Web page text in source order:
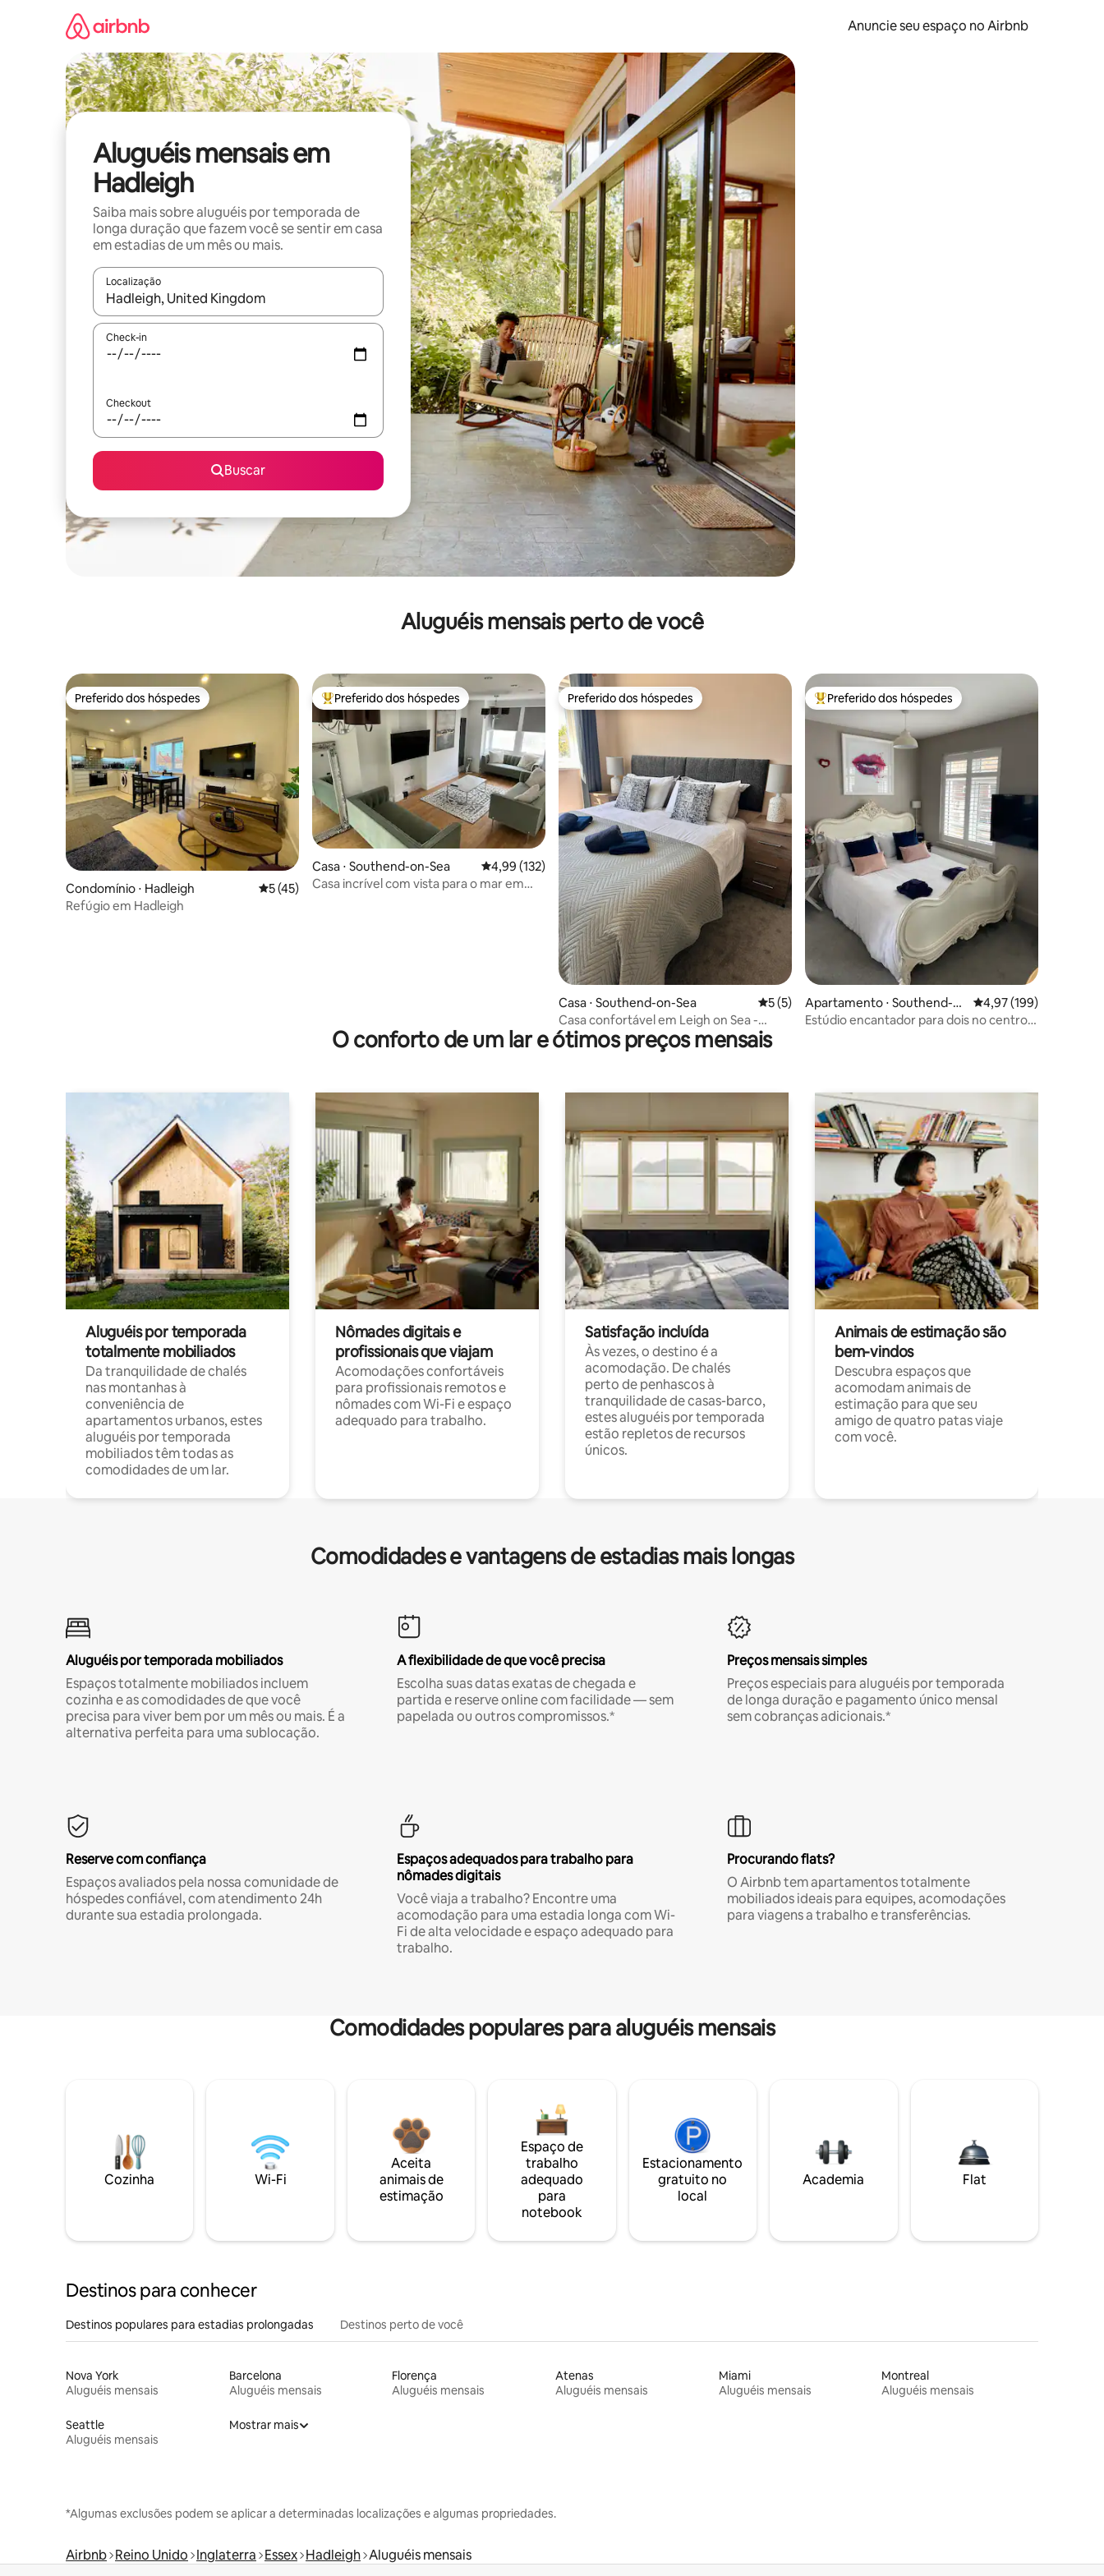
Anuncie seu espaço no Airbnb
Aluguéis mensais em
Hadleigh
Saiba mais sobre aluguéis por temporada de
longa duração que fazem você se sentir em casa
em estadias de um mês ou mais.
Localização
Quando os resultados estiverem disponíveis, explore-os usando as seta para cima e para baixo do teclado ou tocando e deslizando o dedo na tela.
Check-in
Checkout
Buscar
Aluguéis mensais perto de você
Preferido dos hóspedes
Preferido dos hóspedes
Condomínio ⋅ Hadleigh 5 de uma avaliação média de 5, 45 avaliações
5 (45)
Refúgio em Hadleigh
Entre os melhores preferidos dos hóspedes
Preferido dos hóspedes
Casa ⋅ Southend-on-Sea 4,99 de uma avaliação média de 5, 132 avaliações
4,99 (132)
Casa incrível com vista para o mar em
Preferido dos hóspedes
Preferido dos hóspedes
Casa ⋅ Southend-on-Sea 5 de uma avaliação média de 5, 5 avaliações
5 (5)
Casa confortável em Leigh on Sea -
Estacionamento fora da rua
Entre os melhores preferidos dos hóspedes
Preferido dos hóspedes
Apartamento ⋅ Southend-o
n-Sea
4,97 de uma avaliação
4,97 (199)
Estúdio encantador para dois no centro
O conforto de um lar e ótimos preços mensais
Aluguéis por temporada
totalmente mobiliados
Da tranquilidade de chalés
nas montanhas à
conveniência de
apartamentos urbanos, estes
aluguéis por temporada
mobiliados têm todas as
comodidades de um lar.
Nômades digitais e
profissionais que viajam
Acomodações confortáveis
para profissionais remotos e
nômades com Wi-Fi e espaço
adequado para trabalho.
Satisfação incluída
Às vezes, o destino é a
acomodação. De chalés
perto de penhascos à
tranquilidade de casas-barco,
estes aluguéis por temporada
estão repletos de recursos
únicos.
Animais de estimação são
bem-vindos
Descubra espaços que
acomodam animais de
estimação para que seu
amigo de quatro patas viaje
com você.
Comodidades e vantagens de estadias mais longas
Aluguéis por temporada mobiliados
Espaços totalmente mobiliados incluem
cozinha e as comodidades de que você
precisa para viver bem por um mês ou mais. É a
alternativa perfeita para uma sublocação.
A flexibilidade de que você precisa
Escolha suas datas exatas de chegada e
partida e reserve online com facilidade — sem
papelada ou outros compromissos.*
Preços mensais simples
Preços especiais para aluguéis por temporada
de longa duração e pagamento único mensal
sem cobranças adicionais.*
Reserve com confiança
Espaços avaliados pela nossa comunidade de
hóspedes confiável, com atendimento 24h
durante sua estadia prolongada.
Espaços adequados para trabalho para
nômades digitais
Você viaja a trabalho? Encontre uma
acomodação para uma estadia longa com Wi-
Fi de alta velocidade e espaço adequado para
trabalho.
Procurando flats?
O Airbnb tem apartamentos totalmente
mobiliados ideais para equipes, acomodações
para viagens a trabalho e transferências.
Comodidades populares para aluguéis mensais
Cozinha Wi-Fi
Aceita
animais de
estimação
Espaço de
trabalho
adequado
para
notebook
Estacionamento
gratuito no
local
Academia Flat
Destinos para conhecer
Destinos populares para estadias prolongadas Destinos perto de você
Nova York
Aluguéis mensais
Barcelona
Aluguéis mensais
Florença
Aluguéis mensais
Atenas
Aluguéis mensais
Miami
Aluguéis mensais
Montreal
Aluguéis mensais
Seattle
Aluguéis mensais
Mostrar mais
*Algumas exclusões podem se aplicar a determinadas localizações e algumas propriedades.
Airbnb Reino Unido Inglaterra Essex Hadleigh Aluguéis mensais